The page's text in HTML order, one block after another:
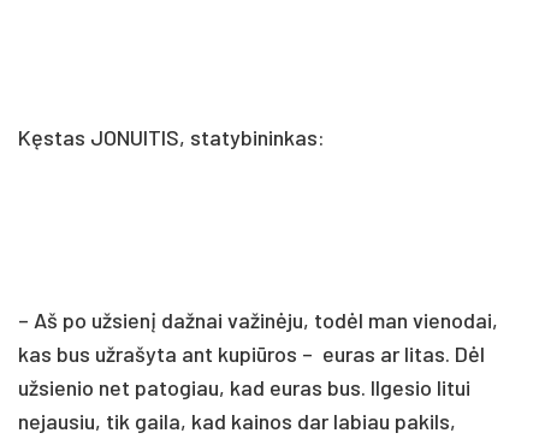
Kęstas JONUITIS, statybininkas:
– Aš po užsienį dažnai važinėju, todėl man vienodai,
kas bus užrašyta ant kupiūros – euras ar litas. Dėl
užsienio net patogiau, kad euras bus. Ilgesio litui
nejausiu, tik gaila, kad kainos dar labiau pakils,